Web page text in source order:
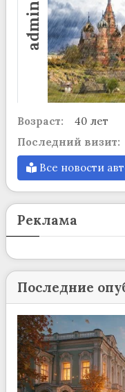
admin
Возраст:
40 лет
Последний визит:
Все новости
Реклама
Последние